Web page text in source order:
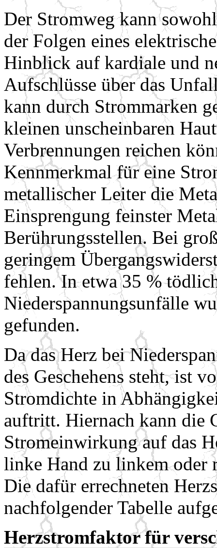
Der Stromweg kann
der Folgen eines
Hinblick auf kardiale und
Aufschlüsse über das
kann durch Strommarken
kleinen unscheinbaren
Verbrennungen reichen
Kennmerkmal für eine
metallischer Leiter die
Einsprengung feinster
Berührungsstellen. Bei
geringem
fehlen. In etwa 35 %
Niederspannungsunfälle
gefunden.
Da das Herz bei
des Geschehens steht, ist
Stromdichte in
auftritt. Hiernach kann die
Stromeinwirkung auf das
linke Hand zu linkem oder
Die dafür errechneten
nachfolgender Tabelle
Herzstromfaktor für